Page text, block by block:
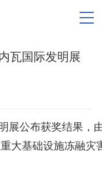
瓦国际发明展
展公布获奖结果，
大基础设施冻融灾